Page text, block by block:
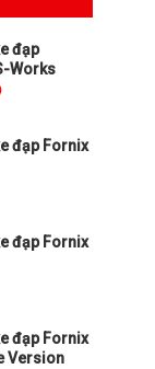
đạp
Works
đạp Fornix
đạp Fornix
đạp Fornix
Version